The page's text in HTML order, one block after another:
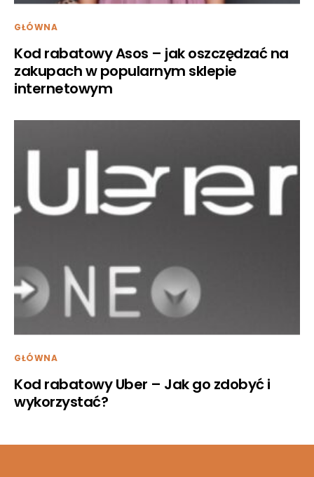
GŁÓWNA
Kod rabatowy Asos – jak oszczędzać na
zakupach w popularnym sklepie
internetowym
GŁÓWNA
Kod rabatowy Uber – Jak go zdobyć i
wykorzystać?